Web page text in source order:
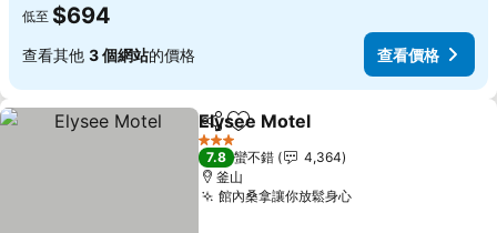
低至 $694
查看其他 3 個網站的價格 查看價格
分享 加入我的最愛
Elysee Motel
3 星級
7.8 蠻不錯
4,364
釜山
館內桑拿讓你放鬆身心查看價格